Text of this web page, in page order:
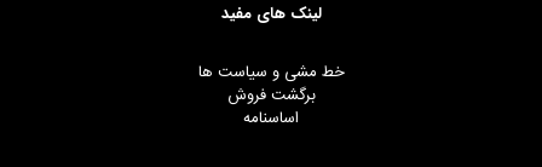
لینک های مفید
خط مشی و سیاست ها
برگشت فروش
اساسنامه